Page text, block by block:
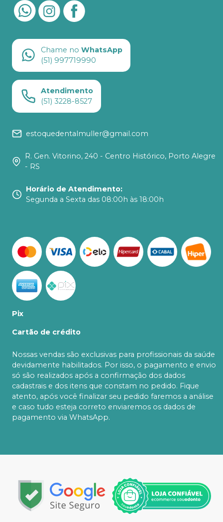
Chame no WhatsApp
(51) 997719990
Atendimento
(51) 3228-8527
estoquedentalmuller@gmail.com
R. Gen. Vitorino, 240 - Centro Histórico, Porto Alegre
- RS
Horário de Atendimento:
Segunda a Sexta das 08:00h às 18:00h
Pix
Cartão de crédito
Nossas vendas são exclusivas para profissionais da saúde
devidamente habilitados. Por isso, o pagamento e envio
só são realizados após a confirmação dos dados
cadastrais e dos itens que constam no pedido. Fique
atento, após você finalizar seu pedido faremos a análise
e caso tudo esteja correto enviaremos os dados de
pagamento via WhatsApp.